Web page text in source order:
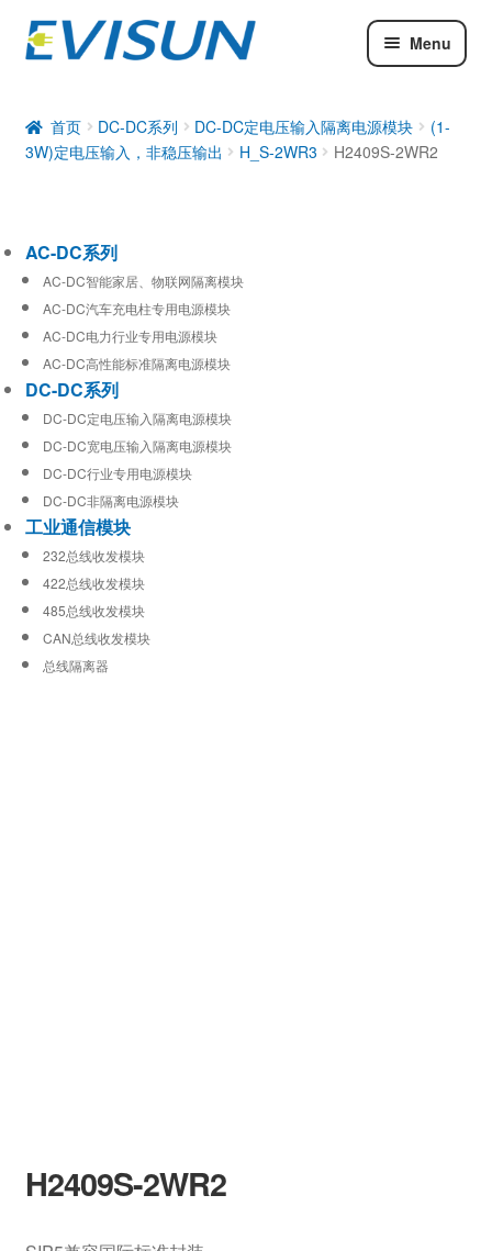
Menu
DC-DC系列
工业通信模块
首页 DC-DC系列 DC-DC定电压输入隔离电源模块
(1-
3W)定电压输入，非稳压输出
H_S-2WR3 H2409S-2WR2
H2409S-2WR2
AC-DC系列
AC-DC智能家居、物联网隔离模块
AC-DC汽车充电柱专用电源模块
AC-DC电力行业专用电源模块
AC-DC高性能标准隔离电源模块
DC-DC系列
DC-DC定电压输入隔离电源模块
DC-DC宽电压输入隔离电源模块
DC-DC行业专用电源模块
DC-DC非隔离电源模块
工业通信模块
232总线收发模块
422总线收发模块
485总线收发模块
CAN总线收发模块
总线隔离器